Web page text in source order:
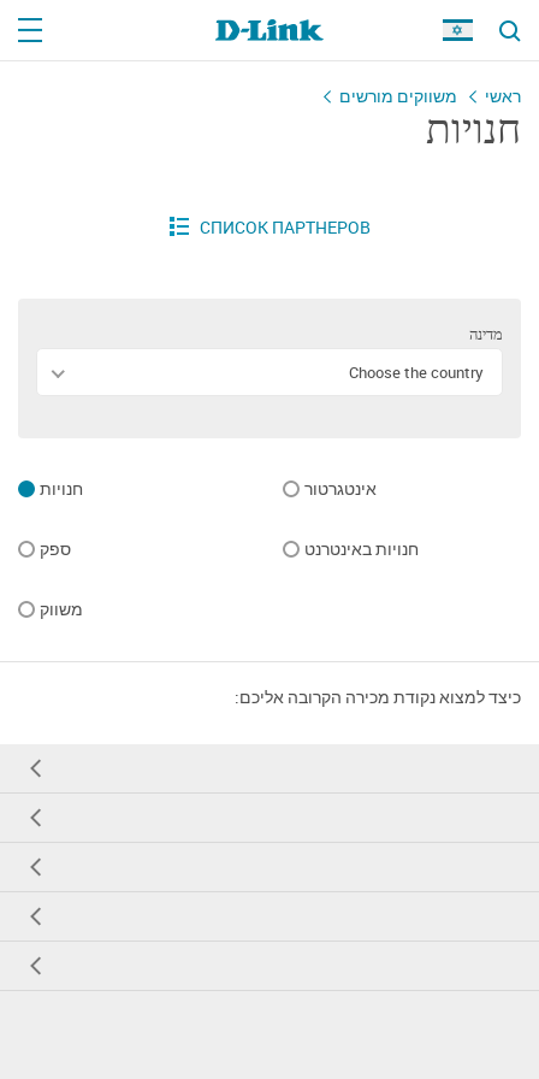
ראשי משווקים מורשים
חנויות
מדינה
Choose the country
אינטגרטור חנויות
חנויות באינטרנט ספק
משווק
כיצד למצוא נקודת מכירה הקרובה אליכם: